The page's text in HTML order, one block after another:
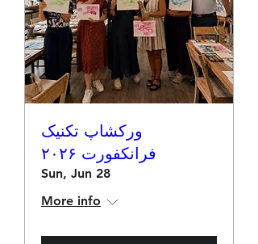
ورکشاپ تکنیک
فرانکفورت ۲۰۲۶
Sun, Jun 28
More info